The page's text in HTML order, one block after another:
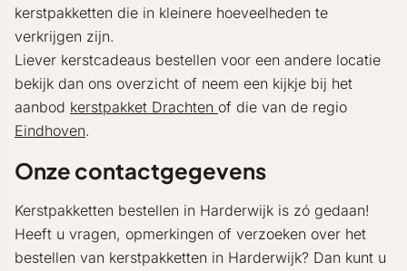
kerstpakketten die in kleinere hoeveelheden te
verkrijgen zijn.
Liever kerstcadeaus bestellen voor een andere locatie
bekijk dan ons overzicht of neem een kijkje bij het
aanbod kerstpakket Drachten of die van de regio
Eindhoven.
Onze contactgegevens
Kerstpakketten bestellen in Harderwijk is zó gedaan!
Heeft u vragen, opmerkingen of verzoeken over het
bestellen van kerstpakketten in Harderwijk? Dan kunt u